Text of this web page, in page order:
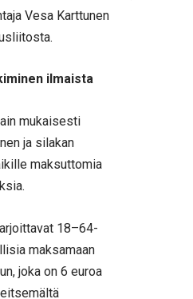
Vesa Karttunen
ilmaista
mukaisesti
ja silakan
maksuttomia
18–64-
maksamaan
joka on 6 euroa